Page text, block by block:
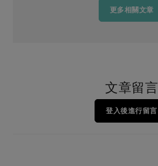
更多相關文章
文章留言
登入後進行留言